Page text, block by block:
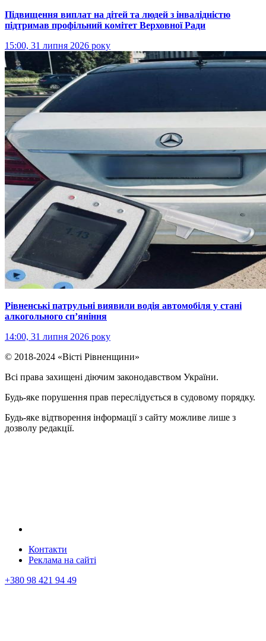
Підвищення виплат на дітей та людей з інвалідністю
підтримав профільний комітет Верховної Ради
15:00, 31 липня 2026 року
Рівненські патрульні виявили водія автомобіля у стані
алкогольного сп’яніння
14:00, 31 липня 2026 року
© 2018-2024 «Вісті Рівненщини»
Всі права захищені діючим законодавством України.
Будь-яке порушення прав переслідується в судовому порядку.
Будь-яке відтворення інформації з сайту можливе лише з
дозволу редакції.
Контакти
Реклама на сайтi
+380 98 421 94 49